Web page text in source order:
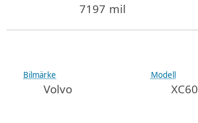
7197 mil
Bilmärke
Volvo
Modell
XC60